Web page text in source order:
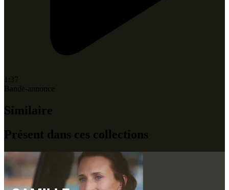
1:37
Bande-annonce
Similaire
Présent dans ces collections